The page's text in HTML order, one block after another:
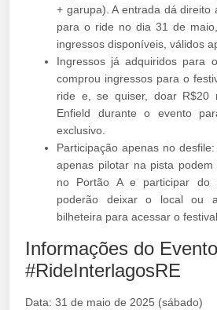
+ garupa). A entrada dá direito
para o ride no dia 31 de
ingressos disponíveis, válidos
Ingressos já adquiridos para
comprou ingressos para o
ride e, se quiser, doar R$20
Enfield durante o evento
exclusivo.
Participação apenas no
apenas pilotar na pista
no Portão A e participar do
poderão deixar o local ou
bilheteira para acessar o festival.
Informações do Evento
#RideInterlagosRE
Data: 31 de maio de 2025 (sábado)